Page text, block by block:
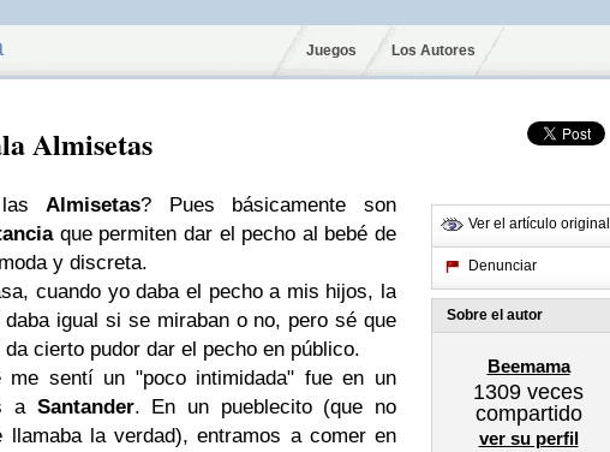
Juegos Los Autores
Almisetas
lasAlmisetas? Pues básicamente son
que permiten dar el pecho al bebé de
y discreta.
cuando yo daba el pecho a mis hijos, la
igual si se miraban o no, pero sé que
cierto pudor dar el pecho en público.
me sentí un "poco intimidada" fue en un
a Santander. En un pueblecito (que no
llamaba la verdad), entramos a comer en
Ver el artículo original
Denunciar
Sobre el autor
Beemama
1309 veces
compartido
ver su perfil